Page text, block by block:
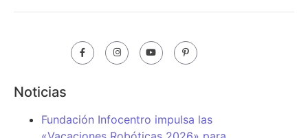
Noticias
Fundación Infocentro impulsa las